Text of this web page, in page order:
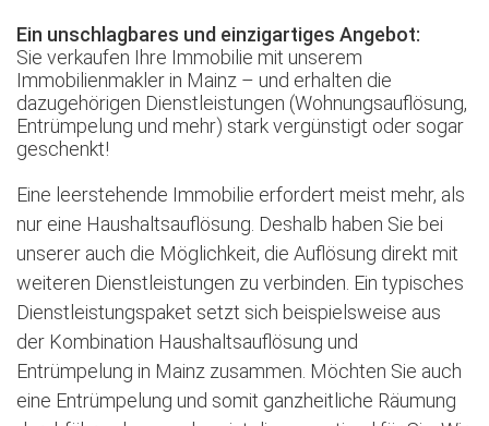
Ein unschlagbares und einzigartiges Angebot:
Sie verkaufen Ihre Immobilie mit unserem
Immobilienmakler in Mainz – und erhalten die
dazugehörigen Dienstleistungen (Wohnungsauflösung,
Entrümpelung und mehr) stark vergünstigt oder sogar
geschenkt!
Eine leerstehende Immobilie erfordert meist mehr, als
nur eine Haushaltsauflösung. Deshalb haben Sie bei
unserer auch die Möglichkeit, die Auflösung direkt mit
weiteren Dienstleistungen zu verbinden. Ein typisches
Dienstleistungspaket setzt sich beispielsweise aus
der Kombination Haushaltsauflösung und
Entrümpelung in Mainz zusammen. Möchten Sie auch
eine Entrümpelung und somit ganzheitliche Räumung